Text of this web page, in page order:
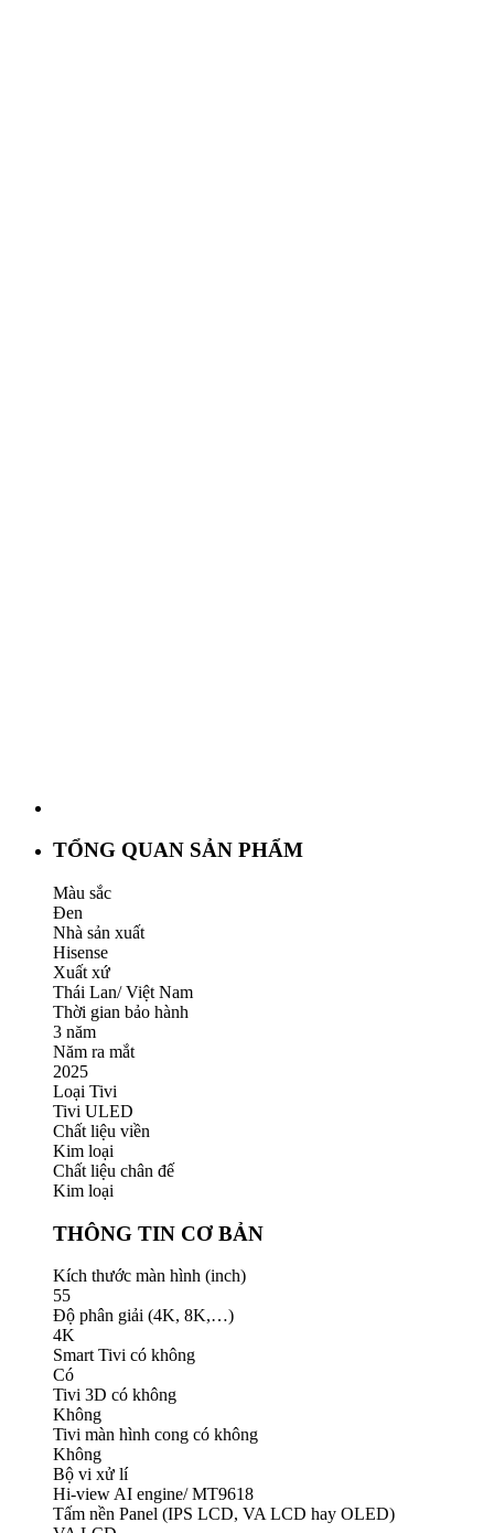
TỔNG QUAN SẢN PHẨM
Màu sắc
Đen
Nhà sản xuất
Hisense
Xuất xứ
Thái Lan/ Việt Nam
Thời gian bảo hành
3 năm
Năm ra mắt
2025
Loại Tivi
Tivi ULED
Chất liệu viền
Kim loại
Chất liệu chân đế
Kim loại
THÔNG TIN CƠ BẢN
Kích thước màn hình (inch)
55
Độ phân giải (4K, 8K,…)
4K
Smart Tivi có không
Có
Tivi 3D có không
Không
Tivi màn hình cong có không
Không
Bộ vi xử lí
Hi-view AI engine/ MT9618
Tấm nền Panel (IPS LCD, VA LCD hay OLED)